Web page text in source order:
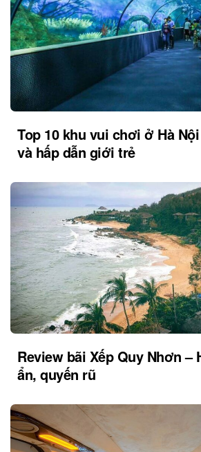
Top 10 khu vui chơi ở Hà
và hấp dẫn giới trẻ
Review bãi Xếp Quy Nhơn –
ẩn, quyến rũ